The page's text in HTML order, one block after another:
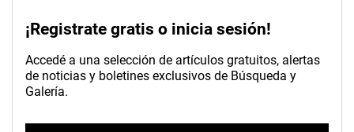
¡Registrate gratis o inicia sesión!
Accedé a una selección de artículos gratuitos, alertas
de noticias y boletines exclusivos de Búsqueda y
Galería.